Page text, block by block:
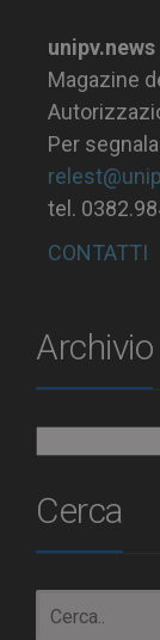
unipv.news
Magazine
Per
tel.
CONTATTI
Archivio
Cerca